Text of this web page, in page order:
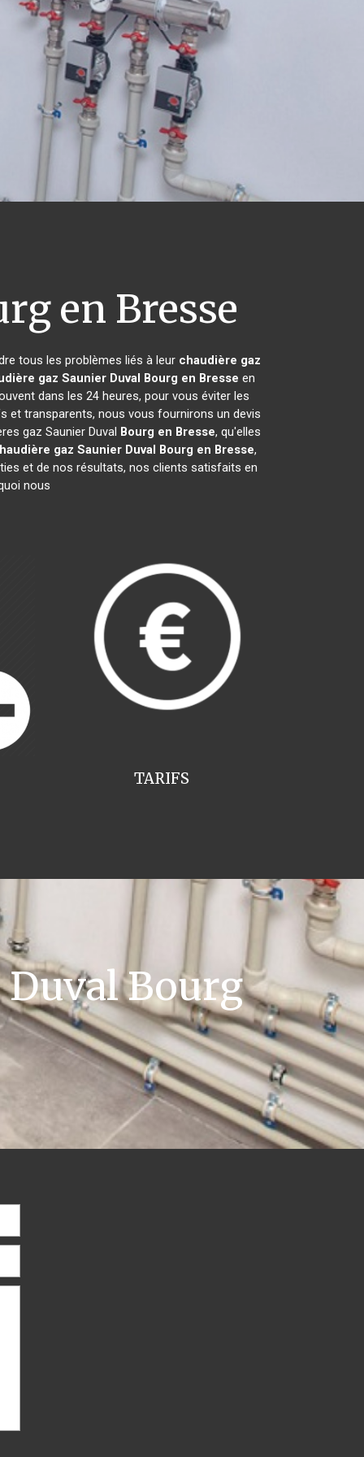
en Bresse
tous les problèmes liés à leur chaudière gaz
gaz Saunier Duval Bourg en Bresse en
dans les 24 heures, pour vous éviter les
transparents, nous vous fournirons un devis
gaz Saunier Duval Bourg en Bresse, qu'elles
gaz Saunier Duval Bourg en Bresse,
et de nos résultats, nos clients satisfaits en
nous
TARIFS
Duval Bourg